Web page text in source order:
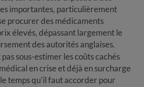
importantes, particulièrement
procurer des médicaments
élevés, dépassant largement le
des autorités anglaises.
sous-estimer les coûts cachés
en crise et déjà en surcharge
temps qu’il faut accorder pour